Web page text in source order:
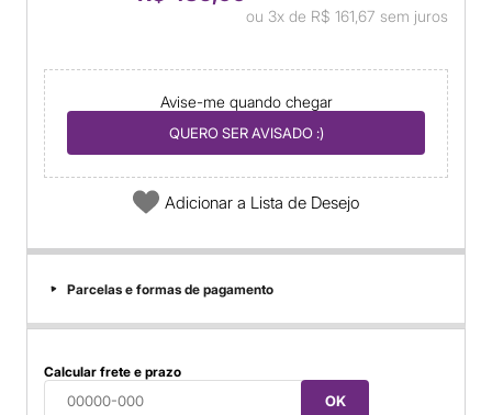
ou 3x de R$ 161,67 sem juros
Avise-me quando chegar
QUERO SER AVISADO :)
Adicionar a Lista de Desejo
Parcelas e formas de pagamento
Calcular frete e prazo
OK